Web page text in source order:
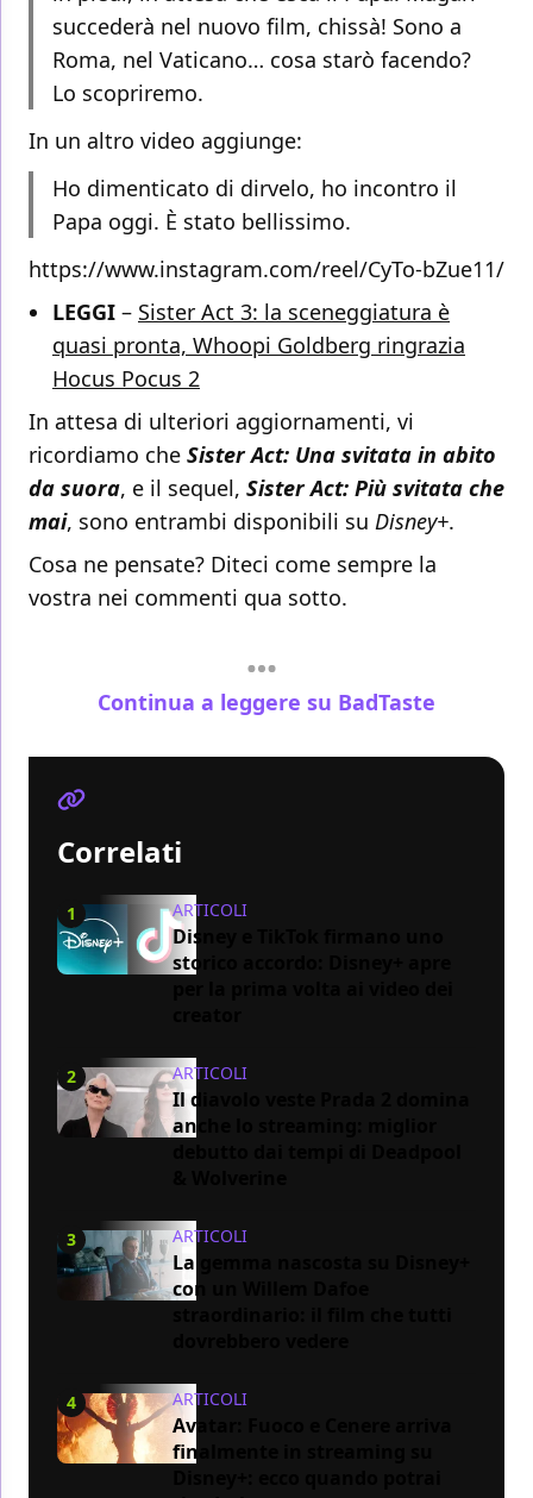
succederà nel nuovo film, chissà! Sono a
Roma, nel Vaticano… cosa starò facendo?
Lo scopriremo.
In un altro video aggiunge:
Ho dimenticato di dirvelo, ho incontro il
Papa oggi. È stato bellissimo.
https://www.instagram.com/reel/CyTo-bZue11/
LEGGI – Sister Act 3: la sceneggiatura è
quasi pronta, Whoopi Goldberg ringrazia
Hocus Pocus 2
In attesa di ulteriori aggiornamenti, vi
ricordiamo che Sister Act: Una svitata in abito
da suora, e il sequel, Sister Act: Più svitata che
mai, sono entrambi disponibili su Disney+.
Cosa ne pensate? Diteci come sempre la
vostra nei commenti qua sotto.
Continua a leggere su BadTaste
Correlati
1 ARTICOLI
Disney e TikTok firmano uno
storico accordo: Disney+ apre
2 ARTICOLI
Il diavolo veste Prada 2 domina
anche lo streaming: miglior
3 ARTICOLI
La gemma nascosta su Disney+
con un Willem Dafoe
4 ARTICOLI
Avatar: Fuoco e Cenere arriva
finalmente in streaming su